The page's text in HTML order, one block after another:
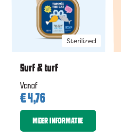
Sterilized
Surf & turf
Vanaf
€4,76
MEER INFORMATIE